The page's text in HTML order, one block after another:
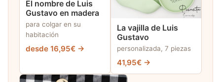
El nombre de Luis
Gustavo en madera
para colgar en su
habitación
desde 16,95€ →
La vajilla de Luis
Gustavo
personalizada, 7 piezas
41,95€ →